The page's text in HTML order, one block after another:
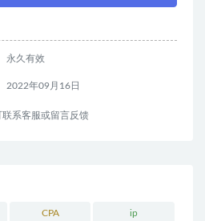
永久有效
2022年09月16日
联系客服或留言反馈
CPA ip